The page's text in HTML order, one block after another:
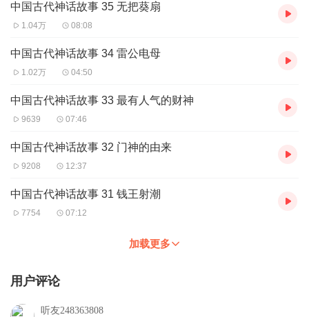
中国古代神话故事 35 无把葵扇
1.04万 08:08
中国古代神话故事 34 雷公电母
1.02万 04:50
中国古代神话故事 33 最有人气的财神
9639 07:46
中国古代神话故事 32 门神的由来
9208 12:37
中国古代神话故事 31 钱王射潮
7754 07:12
加载更多
用户评论
听友248363808